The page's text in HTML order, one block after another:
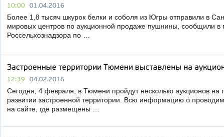
10:00 01.04.2016
Более 1,8 тысяч шкурок белки и соболя из Югры отправили в
мировых центров по аукционной продаже пушнины, сообщили в
Россельхознадзора по …
Застроенные территории Тюмени выставлены на
12:39 04.02.2016
Сегодня, 4 февраля, в Тюмени пройдут несколько аукционов на
развитии застроенной территории. Всю информацию о
на сайте, где размещены …